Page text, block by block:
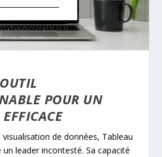
POUR UN
de données, Tableau
un leader incontesté. Sa capacité